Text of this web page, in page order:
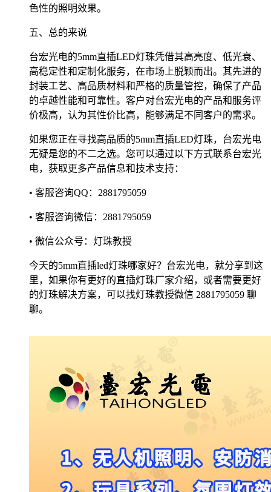
色性的照明效果。
五、总的来说
台宏光电的5mm直插LED灯珠凭借其高亮度、低光衰、
高稳定性和定制化服务，在市场上脱颖而出。其先进的
封装工艺、高品质材料和严格的质量管控，确保了产品
的卓越性能和可靠性。客户对台宏光电的产品和服务评
价极高，认为其性价比高，能够满足不同客户的需求。
如果您正在寻找高品质的5mm直插LED灯珠，台宏光电
无疑是您的不二之选。您可以通过以下方式联系台宏光
电，获取更多产品信息和技术支持：
• 客服咨询QQ：2881795059
• 客服咨询微信：2881795059
• 微信公众号：灯珠教授
今天的5mm直插led灯珠哪家好？台宏光电，就分享到这
里，如果你有更好的直插灯珠厂家介绍，或者需要更好
的灯珠解决方案，可以找灯珠教授微信 2881795059 聊
聊。